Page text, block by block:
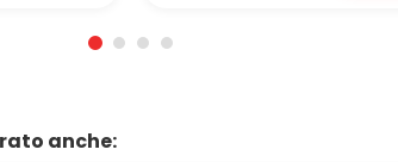
anche: